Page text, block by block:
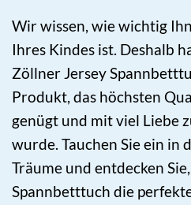
Wir wissen, wie wichtig
Ihres Kindes ist. Deshalb
Zöllner Jersey
Produkt, das höchsten
genügt und mit viel Liebe
wurde. Tauchen Sie ein in
Träume und entdecken
Spannbetttuch die